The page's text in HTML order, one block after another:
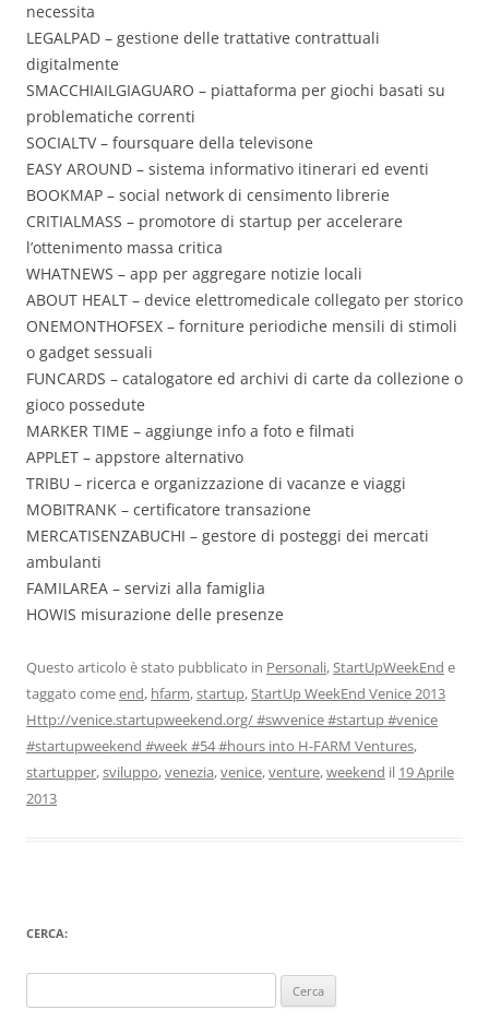
necessita
LEGALPAD – gestione delle trattative contrattuali
digitalmente
SMACCHIAILGIAGUARO – piattaforma per giochi basati su
problematiche correnti
SOCIALTV – foursquare della televisone
EASY AROUND – sistema informativo itinerari ed eventi
BOOKMAP – social network di censimento librerie
CRITIALMASS – promotore di startup per accelerare
l’ottenimento massa critica
WHATNEWS – app per aggregare notizie locali
ABOUT HEALT – device elettromedicale collegato per storico
ONEMONTHOFSEX – forniture periodiche mensili di stimoli
o gadget sessuali
FUNCARDS – catalogatore ed archivi di carte da collezione o
gioco possedute
MARKER TIME – aggiunge info a foto e filmati
APPLET – appstore alternativo
TRIBU – ricerca e organizzazione di vacanze e viaggi
MOBITRANK – certificatore transazione
MERCATISENZABUCHI – gestore di posteggi dei mercati
ambulanti
FAMILAREA – servizi alla famiglia
HOWIS misurazione delle presenze
Questo articolo è stato pubblicato in Personali,StartUpWeekEnd e
taggato comeend, hfarm,startup,StartUp WeekEnd Venice 2013
Http://venice.startupweekend.org/ #swvenice #startup #venice
#startupweekend #week #54 #hours into H-FARM Ventures,
startupper,sviluppo,venezia,venice,venture,weekend il 19 Aprile
2013
CERCA:
per: